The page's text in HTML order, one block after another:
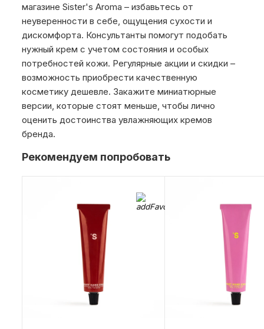
магазине Sister's Aroma – избавьтесь от
неуверенности в себе, ощущения сухости и
дискомфорта. Консультанты помогут подобать
нужный крем с учетом состояния и особых
потребностей кожи. Регулярные акции и скидки –
возможность приобрести качественную
косметику дешевле. Закажите миниатюрные
версии, которые стоят меньше, чтобы лично
оценить достоинства увлажняющих кремов
бренда.
Рекомендуем попробовать